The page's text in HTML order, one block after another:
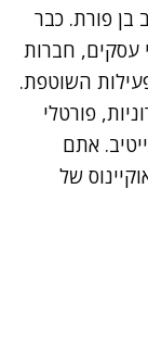
בן פורת. כבר
עסקים, חברות
השוטפת.
פורטלי
אתם
של